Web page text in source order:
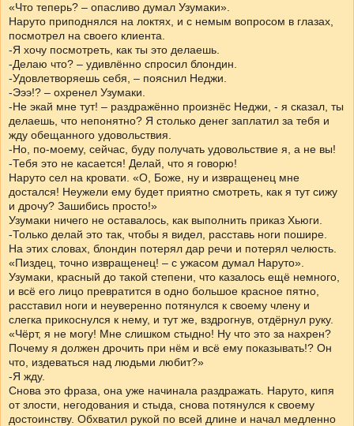
«Что теперь? – опасливо думал Узумаки».
Наруто приподнялся на локтях, и с немым вопросом в глазах,
посмотрел на своего клиента.
-Я хочу посмотреть, как ты это делаешь.
-Делаю что? – удивлённо спросил блондин.
-Удовлетворяешь себя, – пояснил Неджи.
-Эээ!? – охренел Узумаки.
-Не экай мне тут! – раздражённо произнёс Неджи, - я сказал, ты
делаешь, что непонятно? Я столько денег заплатил за тебя и
жду обещанного удовольствия.
-Но, по-моему, сейчас, буду получать удовольствие я, а не вы!
-Тебя это не касается! Делай, что я говорю!
Наруто сел на кровати. «О, Боже, ну и извращенец мне
достался! Неужели ему будет приятно смотреть, как я тут сижу
и дрочу? Зашибись просто!»
Узумаки ничего не оставалось, как выполнить приказ Хьюги.
-Только делай это так, чтобы я видел, расставь ноги пошире.
На этих словах, блондин потерял дар речи и потерял челюсть.
«Пиздец, точно извращенец! – с ужасом думал Наруто».
Узумаки, красный до такой степени, что казалось ещё немного,
и всё его лицо превратится в одно большое красное пятно,
расставил ноги и неуверенно потянулся к своему члену и
слегка прикоснулся к нему, и тут же, вздрогнув, отдёрнул руку.
«Чёрт, я не могу! Мне слишком стыдно! Ну что это за нахрен?
Почему я должен дрочить при нём и всё ему показывать!? Он
что, издеваться над людьми любит?»
-Я жду.
Снова это фраза, она уже начинала раздражать. Наруто, кипя
от злости, негодования и стыда, снова потянулся к своему
достоинству. Обхватил рукой по всей длине и начал медленно